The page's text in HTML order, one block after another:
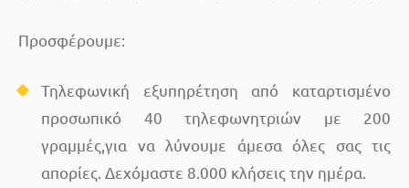
Προσφέρουμε:
Τηλεφωνική εξυπηρέτηση από καταρτισμένο
προσωπικό 40 τηλεφωνητριών με 200
γραμμές,για να λύνουμε άμεσα όλες σας τις
απορίες. Δεχόμαστε 8.000 κλήσεις την ημέρα.